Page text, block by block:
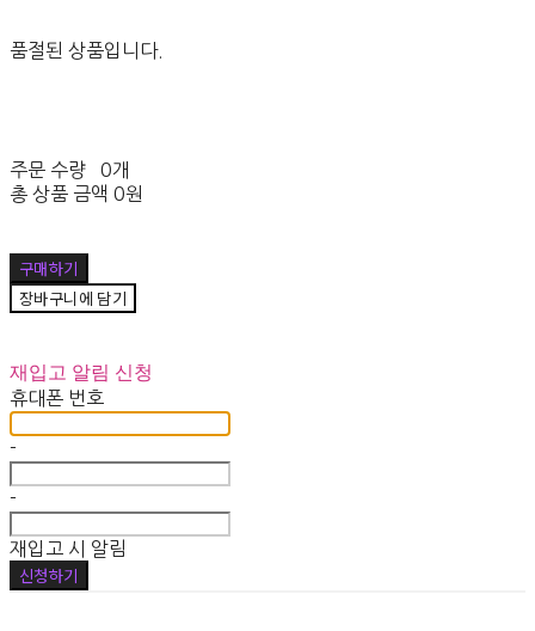
품절된 상품입니다.
주문 수량
0개
총 상품 금액 0원
구매하기
장바구니에 담기
재입고 알림 신청
휴대폰 번호
-
-
재입고 시 알림
신청하기